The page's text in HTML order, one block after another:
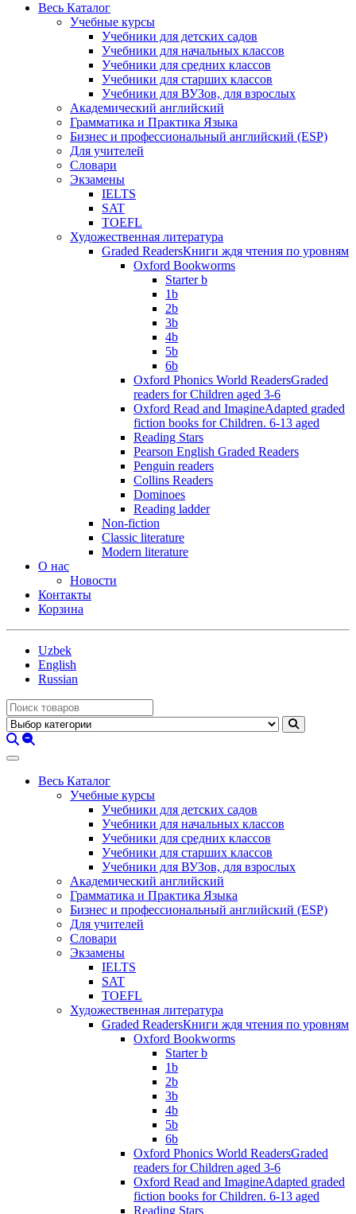
Весь Каталог
Учебные курсы
Учебники для детских садов
Учебники для начальных классов
Учебники для средних классов
Учебники для старших классов
Учебники для ВУЗов, для взрослых
Академический английский
Грамматика и Практика Языка
Бизнес и профессиональный английский (ESP)
Для учителей
Словари
Экзамены
IELTS
SAT
TOEFL
Художественная литература
Graded ReadersКниги ждя чтения по уровням
Oxford Bookworms
Starter b
1b
2b
3b
4b
5b
6b
Oxford Phonics World ReadersGraded
readers for Children aged 3-6
Oxford Read and ImagineAdapted graded
fiction books for Children. 6-13 aged
Reading Stars
Pearson English Graded Readers
Penguin readers
Collins Readers
Dominoes
Reading ladder
Non-fiction
Classic literature
Modern literature
О нас
Новости
Контакты
Корзина
Uzbek
English
Russian
Весь Каталог
Учебные курсы
Учебники для детских садов
Учебники для начальных классов
Учебники для средних классов
Учебники для старших классов
Учебники для ВУЗов, для взрослых
Академический английский
Грамматика и Практика Языка
Бизнес и профессиональный английский (ESP)
Для учителей
Словари
Экзамены
IELTS
SAT
TOEFL
Художественная литература
Graded ReadersКниги ждя чтения по уровням
Oxford Bookworms
Starter b
1b
2b
3b
4b
5b
6b
Oxford Phonics World ReadersGraded
readers for Children aged 3-6
Oxford Read and ImagineAdapted graded
fiction books for Children. 6-13 aged
Reading Stars